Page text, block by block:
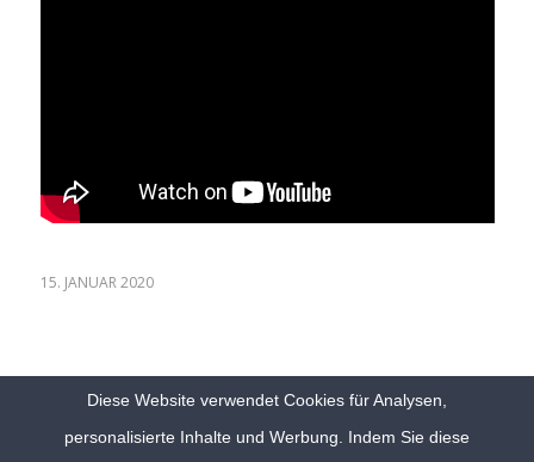
15. JANUAR 2020
Diese Website verwendet Cookies für Analysen,
personalisierte Inhalte und Werbung. Indem Sie diese